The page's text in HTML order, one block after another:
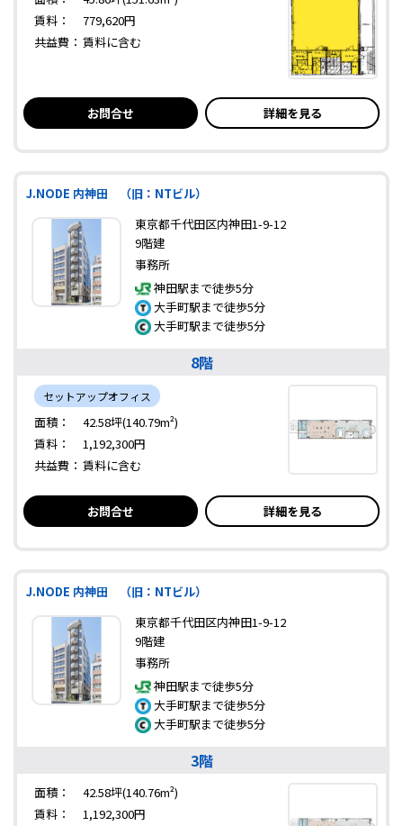
賃料：
779,620円
共益費： 賃料に含む
お問合せ 詳細を見る
J.NODE 内神田 （旧：NTビル）
東京都千代田区内神田1-9-12
9階建
事務所
神田駅まで徒歩5分
大手町駅まで徒歩5分
大手町駅まで徒歩5分
8階
セットアップオフィス
面積：
42.58坪(140.79m²)
賃料：
1,192,300円
共益費： 賃料に含む
お問合せ 詳細を見る
J.NODE 内神田 （旧：NTビル）
東京都千代田区内神田1-9-12
9階建
事務所
神田駅まで徒歩5分
大手町駅まで徒歩5分
大手町駅まで徒歩5分
3階
面積：
42.58坪(140.76m²)
賃料：
1,192,300円